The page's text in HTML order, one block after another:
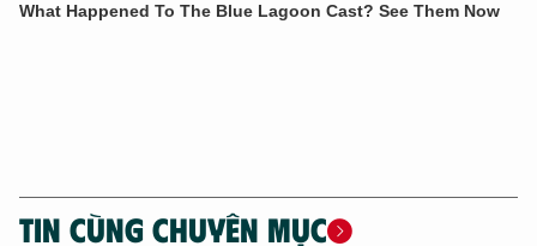
TIN CÙNG CHUYÊN MỤC
XIN CHÀO,
TÔI LÀ CHATBOT CỦA